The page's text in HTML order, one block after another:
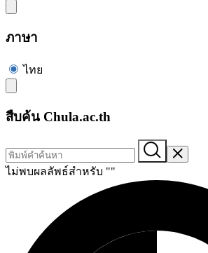
ภาษา
ไทย
สืบค้น Chula.ac.th
ไม่พบผลลัพธ์สำหรับ ""